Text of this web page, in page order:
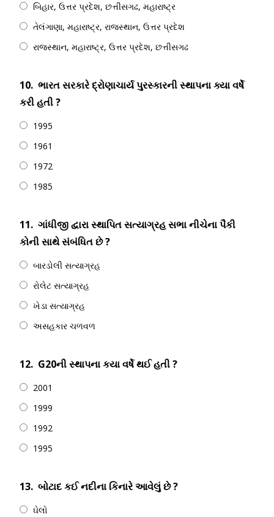
બિહાર, ઉત્તર પ્રદેશ, છત્તીસગઢ, મહારાષ્ટ્ર
તેલંગાણા, મહારાષ્ટ્ર, રાજસ્થાન, ઉત્તર પ્રદેશ
રાજસ્થાન, મહારાષ્ટ્ર, ઉત્તર પ્રદેશ, છત્તીસગઢ
10. ભારત સરકારે દ્રોણાચાર્ય પુરસ્કારની સ્થાપના ક્યા વર્ષે
કરી હતી ?
1995
1961
1972
1985
11. ગાંધીજી દ્વારા સ્થાપિત સત્યાગ્રહ સભા નીચેના પૈકી
કોની સાથે સંબંધિત છે ?
બારડોલી સત્યાગ્રહ
રોલેટ સત્યાગ્રહ
ખેડા સત્યાગ્રહ
અસહકાર ચળવળ
12. G20ની સ્થાપના કયા વર્ષે થઈ હતી ?
2001
1999
1992
1995
13. બોટાદ કઈ નદીના કિનારે આવેલું છે ?
ઘેલો